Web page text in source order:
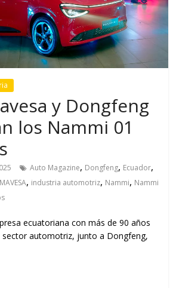
y Dongfeng
los Nammi 01
Auto Magazine, Dongfeng, Ecuador,
, industria automotriz, Nammi, Nammi
ecuatoriana con más de 90 años
sector automotriz, junto a Dongfeng,